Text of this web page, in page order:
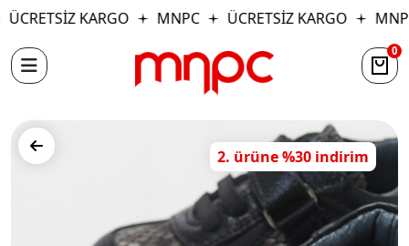
ÜCRETSİZ KARGO MNPC ÜCRETSİZ KARGO
0
2. ürüne %30 indirim